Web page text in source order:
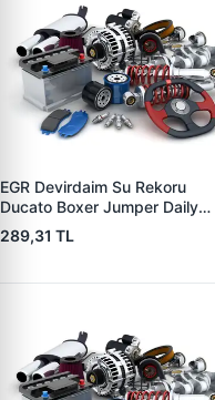
EGR Devirdaim Su Rekoru
Ducato Boxer Jumper Daily
EURO5 2.3 | WPI PB 8553 |
OEM 504377461
289,31 TL